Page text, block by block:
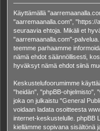
Käyttämällä
"aarremaanalla.com", "https://
seuraavia ehtoja. Mikäli et
"aarremaanalla.com"-
teemme parhaamme
nämä ehdot säännöllisesti,
hyväksyt nämä ehdot siinä
Keskustelufoorumimme
"heidän", "phpBB-ohjelmisto",
joka on julkaistu "General
voidaan ladata osoitteesta
internet-keskustelulle. phpBB
kiellämme sopivana sisältönä